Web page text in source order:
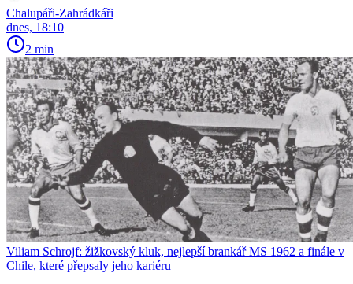
Chalupáři-Zahrádkáři
dnes, 18:10
2 min
Viliam Schrojf: žižkovský kluk, nejlepší brankář MS 1962 a finále v
Chile, které přepsaly jeho kariéru